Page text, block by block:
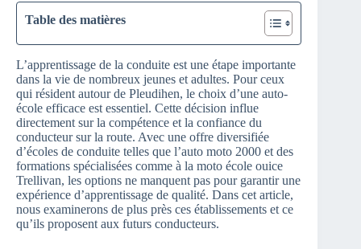
Table des matières
L’apprentissage de la conduite est une étape importante
dans la vie de nombreux jeunes et adultes. Pour ceux
qui résident autour de Pleudihen, le choix d’une auto-
école efficace est essentiel. Cette décision influe
directement sur la compétence et la confiance du
conducteur sur la route. Avec une offre diversifiée
d’écoles de conduite telles que l’auto moto 2000 et des
formations spécialisées comme à la moto école ouice
Trellivan, les options ne manquent pas pour garantir une
expérience d’apprentissage de qualité. Dans cet article,
nous examinerons de plus près ces établissements et ce
qu’ils proposent aux futurs conducteurs.